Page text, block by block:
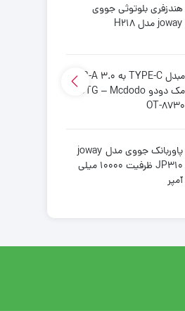
هندزفری بلوتوثی جووی
joway مدل H218
مبدل TYPE-C به USB-A 3.0
مک دودو OTG – Mcdodo
OT-8730
پاوربانک جووی مدل joway
JP310 ظرفیت 10000 میلی
آمپر